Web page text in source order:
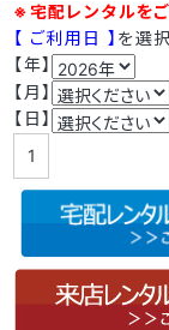
※宅配レンタルを
【 ご利用日 】 を選
【年】
【月】
【日】